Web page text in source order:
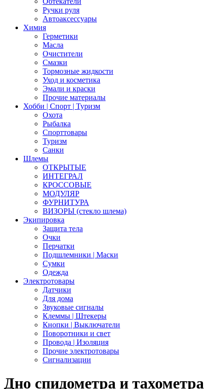
Ручки руля
Автоаксессуары
Химия
Герметики
Масла
Очистители
Смазки
Тормозные жидкости
Уход и косметика
Эмали и краски
Прочие материалы
Хобби | Cпорт | Туризм
Охота
Рыбалка
Спорттовары
Туризм
Санки
Шлемы
ОТКРЫТЫЕ
ИНТЕГРАЛ
КРОССОВЫЕ
МОДУЛЯР
ФУРНИТУРА
ВИЗОРЫ (стекло шлема)
Экипировка
Защита тела
Очки
Перчатки
Подшлемники | Маски
Сумки
Одежда
Электротовары
Датчики
Для дома
Звуковые сигналы
Клеммы | Штекеры
Кнопки | Выключатели
Поворотники и свет
Провода | Изоляция
Прочие электротовары
Сигнализации
Дно спидометра и тахометра